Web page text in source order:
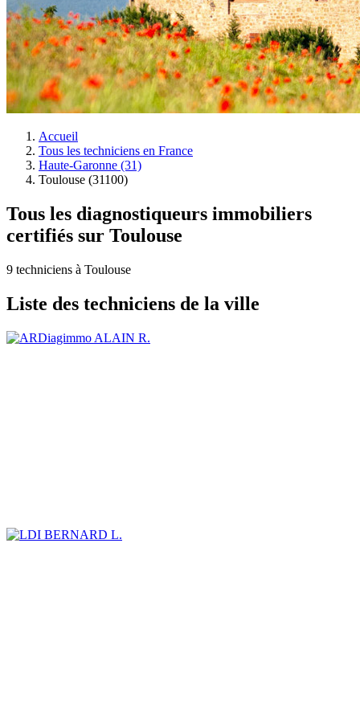
Accueil
Tous les techniciens en France
Haute-Garonne (31)
Toulouse (31100)
Tous les diagnostiqueurs immobiliers
certifiés sur Toulouse
9 techniciens à Toulouse
Liste des techniciens de la ville
ALAIN R.
BERNARD L.